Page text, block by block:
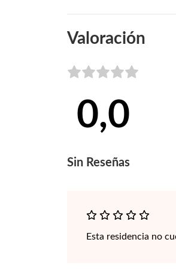
Valoración
0,0
Sin Reseñas
Esta residencia no